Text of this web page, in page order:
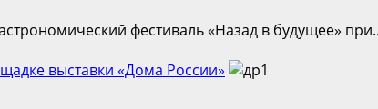
фестиваль «Назад в будущее»
выставки «Дома России»